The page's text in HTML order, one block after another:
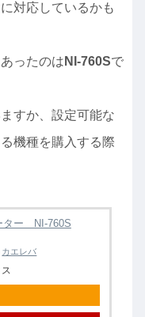
対応しているかも
ったのは NI-760Sで
すか、設定可能な
機種を購入する際
ター NI-760S
カエレバ